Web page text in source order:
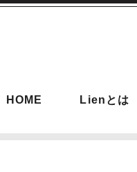
HOME Lienとは